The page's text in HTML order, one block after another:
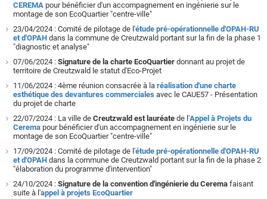
CEREMA pour bénéficier d'un accompagnement en ingénierie sur le
montage de son EcoQuartier "centre-ville"
23/04/2024 : Comité de pilotage de l'étude pré-opérationnelle d'OPAH-RU
et d'OPAH dans la commune de Creutzwald portant sur la fin de la phase 1
"diagnostic et analyse"
07/06/2024 : Signature de la charte EcoQuartier donnant au projet de
territoire de Creutzwald le statut d'Eco-Projet
11/06/2024 : 4ème réunion consacrée à la réalisation d'une charte
esthétique des devantures commerciales avec le CAUE57 - Présentation
du projet de charte
22/07/2024 : La ville de Creutzwald est lauréate de l'Appel à Projets du
Cerema pour bénéficier d'un accompagnement en ingénierie sur le
montage de son EcoQuartier "centre-ville"
17/09/2024 : Comité de pilotage de l'étude pré-opérationnelle d'OPAH-RU
et d'OPAH dans la commune de Creutzwald portant sur la fin de la phase 2
"élaboration du programme d'intervention"
24/10/2024 : Signature de la convention d'ingénierie du Cerema faisant
suite à l'appel à projets EcoQuartier